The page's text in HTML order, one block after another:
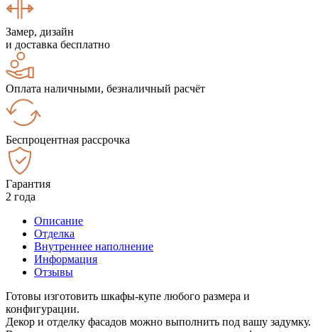
Замер, дизайн
и доставка бесплатно
Оплата наличными, безналичный расчёт
Беспроцентная рассрочка
Гарантия
2 года
Описание
Отделка
Внутреннее наполнение
Информация
Отзывы
Готовы изготовить шкафы-купе любого размера и
конфигурации.
Декор и отделку фасадов можно выполнить под вашу задумку.